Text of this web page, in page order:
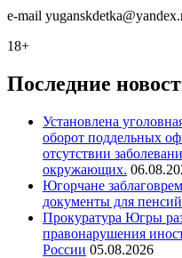
e-mail y
18+
Последние
Установлена
оборот поддельных
отсутствии
окружающих.
Югорчане
документы для пенсий
Прокуратура Югры
правонарушения
России 05.08.2026